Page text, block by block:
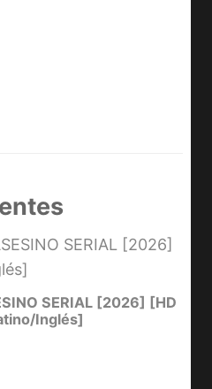
SERIAL [2026] [HD
Inglés]